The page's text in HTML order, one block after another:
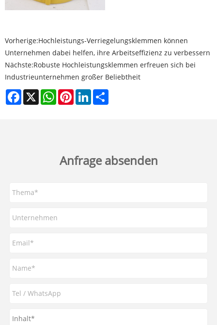
Vorherige:Hochleistungs-Verriegelungsklemmen können
Unternehmen dabei helfen, ihre Arbeitseffizienz zu verbessern
Nächste:Robuste Hochleistungsklemmen erfreuen sich bei
Industrieunternehmen großer Beliebtheit
Facebook
X WhatsAppPinterestLinkedIn
Anfrage absenden